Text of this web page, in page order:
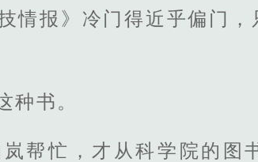
情报》冷门得近乎偏门
种书。
帮忙，才从科学院的图